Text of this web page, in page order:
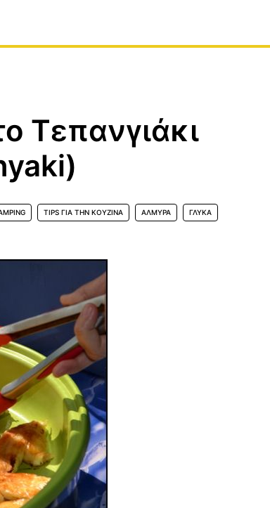
Τεπανγιάκι
TIPS ΓΙΑ ΤΗΝ ΚΟΥΖΊΝΑ ΑΛΜΥΡΆ ΓΛΥΚΆ